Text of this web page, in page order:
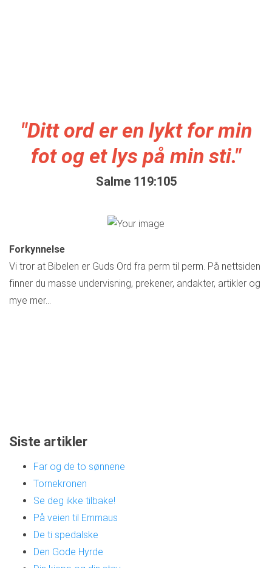
"Ditt ord er en lykt for min
fot og et lys på min sti."
Salme 119:105
Forkynnelse
Vi tror at Bibelen er Guds Ord fra perm til perm. På nettsiden
finner du masse undervisning, prekener, andakter, artikler og
mye mer...
Siste artikler
Far og de to sønnene
Tornekronen
Se deg ikke tilbake!
På veien til Emmaus
De ti spedalske
Den Gode Hyrde